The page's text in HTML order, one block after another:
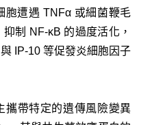
胞遭遇 TNFα 或細菌鞭毛
制 NF-κB 的過度活化，
IP-10 等促發炎細胞因子
攜帶特定的遺傳風險變異